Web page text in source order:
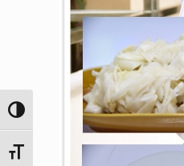
Toggle High Contrast
Toggle Font size